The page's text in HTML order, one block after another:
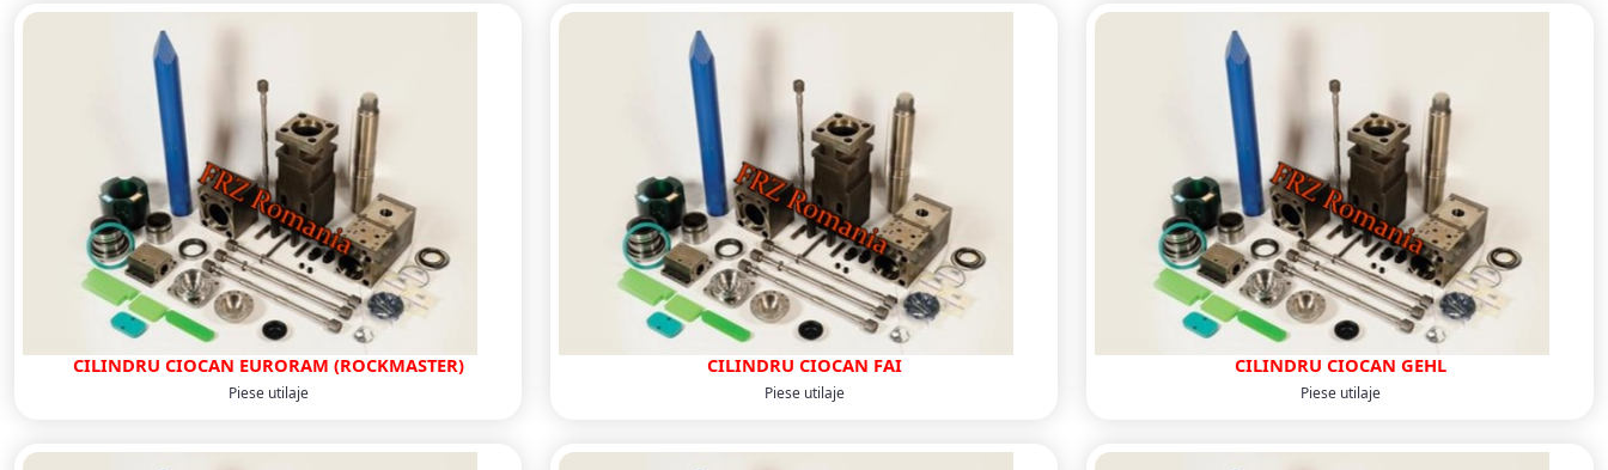
CILINDRU CIOCAN EURORAM (ROCKMASTER)
Piese utilaje
CILINDRU CIOCAN FAI
Piese utilaje
CILINDRU CIOCAN GEHL
Piese utilaje